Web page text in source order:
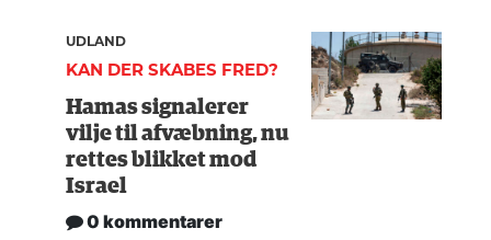
UDLAND
KAN DER SKABES FRED?
Hamas signalerer
vilje til afvæbning, nu
rettes blikket mod
Israel
0 kommentarer